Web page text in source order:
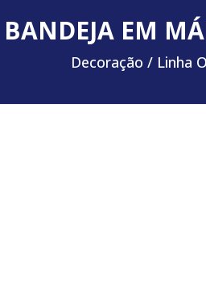
BANDEJA EM
Decoração / Linha